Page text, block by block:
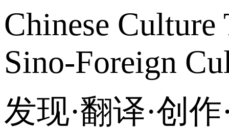
Chinese
Sino-Foreign
发现·翻译·创